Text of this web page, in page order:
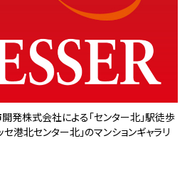
発株式会社による「センター北」駅徒歩
セ港北センター北」のマンションギャラリ